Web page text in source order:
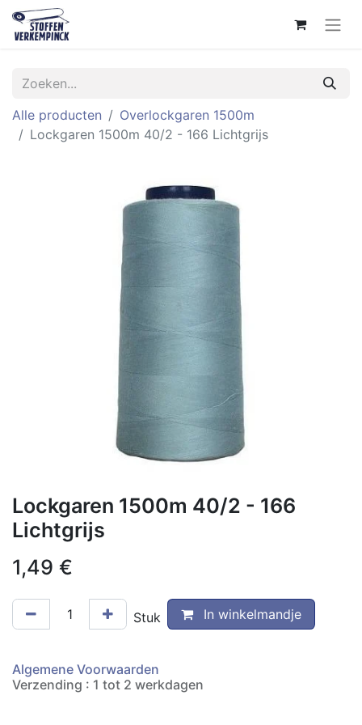
Alle producten
Overlockgaren 1500m
Lockgaren 1500m 40/2 - 166 Lichtgrijs
Lockgaren 1500m 40/2 - 166
Lichtgrijs
1,49 €
Stuk In winkelmandje
Algemene Voorwaarden
Verzending : 1 tot 2 werkdagen